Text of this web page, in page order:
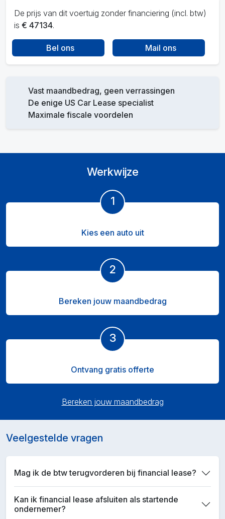
De prijs van dit voertuig zonder financiering (incl. btw)
is € 47134.
Bel ons Mail ons
Vast maandbedrag, geen verrassingen
De enige US Car Lease specialist
Maximale fiscale voordelen
Werkwijze
1
Kies een auto uit
2
Bereken jouw maandbedrag
3
Ontvang gratis offerte
Bereken jouw maandbedrag
Veelgestelde vragen
Mag ik de btw terugvorderen bij financial lease?
Kan ik financial lease afsluiten als startende
ondernemer?